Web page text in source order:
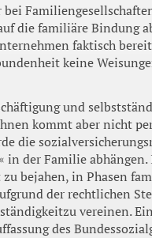
die familiä­re Bindung
faktisch
keine
und
kommt aber nicht
die
in der Familie
bejahen, in Pha­sen
der rechtlichen
vereinen.
des